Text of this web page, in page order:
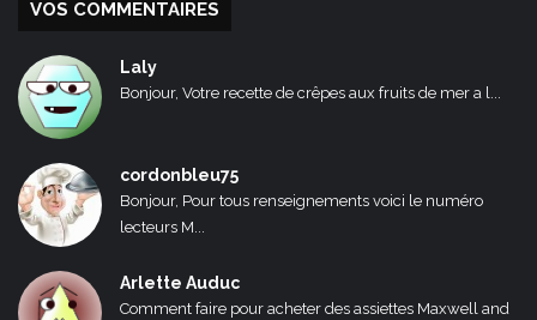
VOS COMMENTAIRES
Laly
Bonjour, Votre recette de crêpes aux fruits de mer a l...
cordonbleu75
Bonjour, Pour tous renseignements voici le numéro
lecteurs M...
Arlette Auduc
Comment faire pour acheter des assiettes Maxwell and